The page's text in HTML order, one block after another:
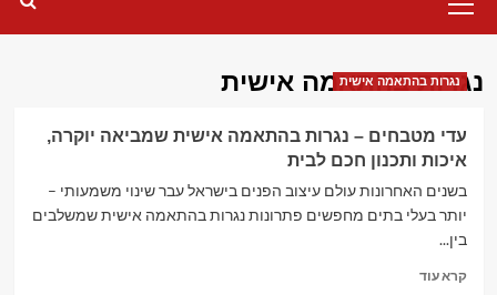
Menu
נגרות בהתאמה אישית
נגרות בהתאמה אישית
עדי מטבחים – נגרות בהתאמה אישית שמביאה יוקרה,
איכות ותכנון חכם לבית
בשנים האחרונות עולם עיצוב הפנים בישראל עבר שינוי משמעותי –
יותר בעלי בתים מחפשים פתרונות נגרות בהתאמה אישית שמשלבים
בין...
קרא עודRead